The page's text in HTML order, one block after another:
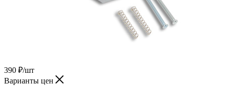
390 ₽/шт
Варианты цен